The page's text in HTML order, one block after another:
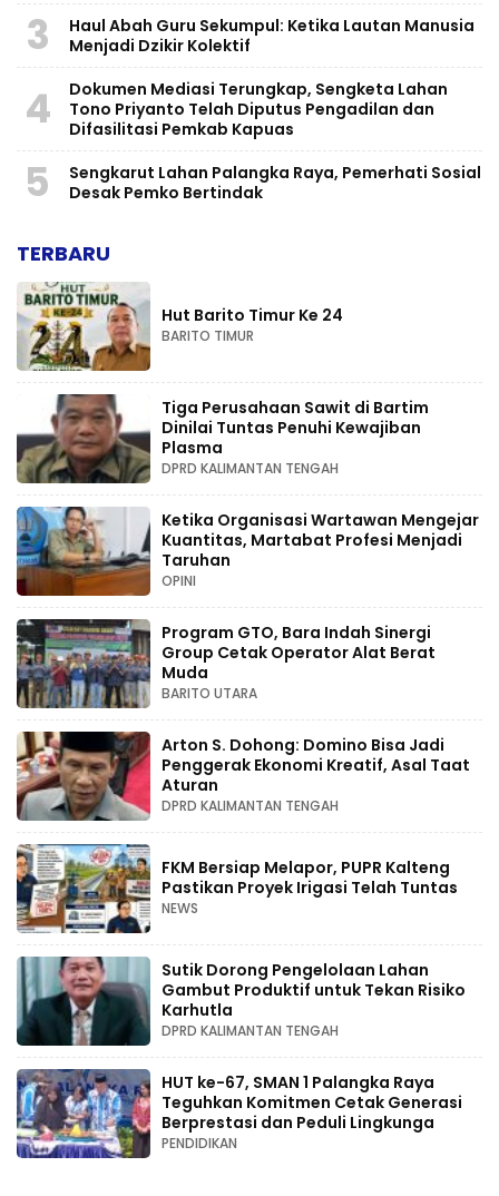
3
Haul Abah Guru Sekumpul: Ketika Lautan Manusia
Menjadi Dzikir Kolektif
4
​Dokumen Mediasi Terungkap, Sengketa Lahan
Tono Priyanto Telah Diputus Pengadilan dan
Difasilitasi Pemkab Kapuas
5
Sengkarut Lahan Palangka Raya, Pemerhati Sosial
Desak Pemko Bertindak
TERBARU
Hut Barito Timur Ke 24
BARITO TIMUR
Tiga Perusahaan Sawit di Bartim
Dinilai Tuntas Penuhi Kewajiban
Plasma
DPRD KALIMANTAN TENGAH
Ketika Organisasi Wartawan Mengejar
Kuantitas, Martabat Profesi Menjadi
Taruhan
OPINI
Program GTO, Bara Indah Sinergi
Group Cetak Operator Alat Berat
Muda
BARITO UTARA
Arton S. Dohong: Domino Bisa Jadi
Penggerak Ekonomi Kreatif, Asal Taat
Aturan
DPRD KALIMANTAN TENGAH
FKM Bersiap Melapor, PUPR Kalteng
Pastikan Proyek Irigasi Telah Tuntas
NEWS
Sutik Dorong Pengelolaan Lahan
Gambut Produktif untuk Tekan Risiko
Karhutla
DPRD KALIMANTAN TENGAH
HUT ke-67, SMAN 1 Palangka Raya
Teguhkan Komitmen Cetak Generasi
Berprestasi dan Peduli Lingkunga
PENDIDIKAN